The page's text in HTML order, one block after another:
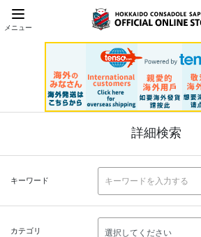
メニュー
詳細検索
キーワード
カテゴリ